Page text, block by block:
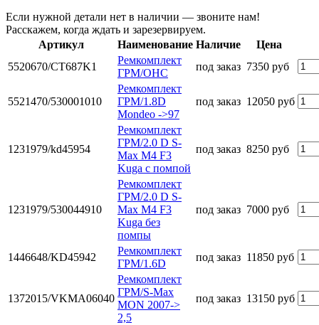
Если нужной детали нет в наличии — звоните нам!
Расскажем, когда ждать и зарезервируем.
Артикул
Наименование Наличие
Цена
5520670/CT687K1
Ремкомплект
ГРМ/OHC
под заказ 7350 руб
5521470/530001010
Ремкомплект
ГРМ/1.8D
Mondeo ->97
под заказ 12050 руб
1231979/kd45954
Ремкомплект
ГРМ/2.0 D S-
Max M4 F3
Kuga с помпой
под заказ 8250 руб
1231979/530044910
Ремкомплект
ГРМ/2.0 D S-
Max M4 F3
Kuga без
помпы
под заказ 7000 руб
1446648/KD45942
Ремкомплект
ГРМ/1.6D
под заказ 11850 руб
1372015/VKMA06040
Ремкомплект
ГРМ/S-Max
MON 2007->
2,5
под заказ 13150 руб